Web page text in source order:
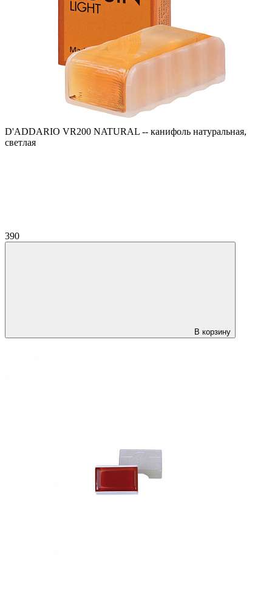
D'ADDARIO VR200 NATURAL -- канифоль натуральная,
светлая
390
В корзину